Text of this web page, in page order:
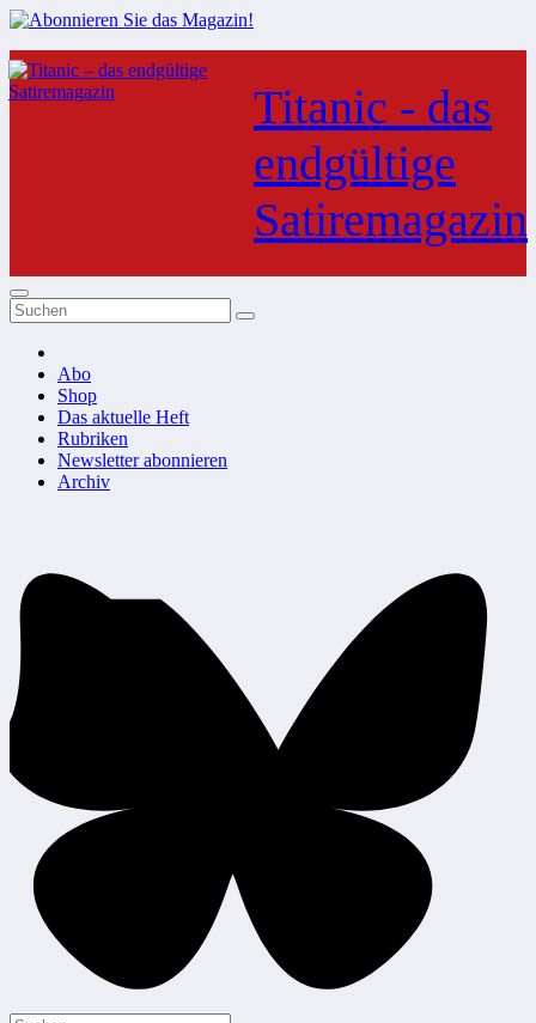
Zum
Inhalt
springen
Titanic - das
endgültige
Satiremagazin
Abo
Shop
Das aktuelle Heft
Rubriken
Newsletter abonnieren
Archiv